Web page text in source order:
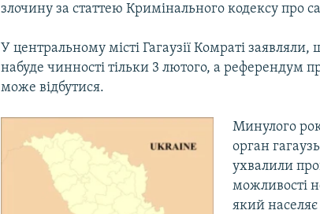
злочину за статтею Кримінального кодексу про
У центральному місті Гагаузії Комраті
набуде чинності тільки 3 лютого, а референдум
може відбутися.
Минулого
орган
ухвалили
можливості
який